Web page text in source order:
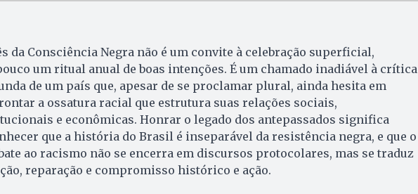
da Consciência Negra não é um convite à celebração superficial,
um ritual anual de boas intenções. É um chamado inadiável à crítica
de um país que, apesar de se proclamar plural, ainda hesita em
a ossatura racial que estrutura suas relações sociais,
e econômicas. Honrar o legado dos antepassados significa
que a história do Brasil é inseparável da resistência negra, e que o
ao racismo não se encerra em discursos protocolares, mas se traduz
reparação e compromisso histórico e ação.